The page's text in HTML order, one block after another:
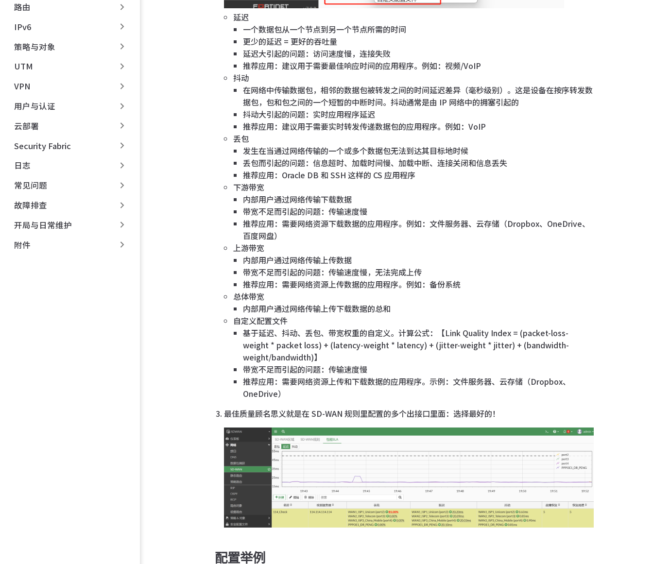
路由
IPv6
策略与对象
UTM
VPN
用户与认证
云部署
Security Fabric
日志
常见问题
故障排查
开局与日常维护
附件
延迟
一个数据包从一个节点到另一个节点所需的时间
更少的延迟 = 更好的吞吐量
延迟大引起的问题：访问速度慢，连接失败
推荐应用：建议用于需要最佳响应时间的应用程序。例如：视频/VoIP
抖动
在网络中传输数据包，相邻的数据包被转发之间的时间延迟差异（毫秒级别）。这是设备在按序转发数
据包，包和包之间的一个短暂的中断时间。抖动通常是由 IP 网络中的拥塞引起的
抖动大引起的问题：实时应用程序延迟
推荐应用：建议用于需要实时转发传递数据包的应用程序。例如：VoIP
丢包
发生在当通过网络传输的一个或多个数据包无法到达其目标地时候
丢包而引起的问题：信息超时、加载时间慢、加载中断、连接关闭和信息丢失
推荐应用：Oracle DB 和 SSH 这样的 CS 应用程序
下游带宽
内部用户通过网络传输下载数据
带宽不足而引起的问题：传输速度慢
推荐应用：需要网络资源下载数据的应用程序。例如：文件服务器、云存储（Dropbox、OneDrive、
百度网盘）
上游带宽
内部用户通过网络传输上传数据
带宽不足而引起的问题：传输速度慢，无法完成上传
推荐应用：需要网络资源上传数据的应用程序。例如：备份系统
总体带宽
内部用户通过网络传输上传下载数据的总和
自定义配置文件
基于延迟、抖动、丢包、带宽权重的自定义。计算公式：【Link Quality Index = (packet-loss-
weight * packet loss) + (latency-weight * latency) + (jitter-weight * jitter) + (bandwidth-
weight/bandwidth)】
带宽不足而引起的问题：传输速度慢
推荐应用：需要网络资源上传和下载数据的应用程序。示例：文件服务器、云存储（Dropbox、
OneDrive）
最佳质量顾名思义就是在 SD-WAN 规则里配置的多个出接口里面：选择最好的！
配置举例